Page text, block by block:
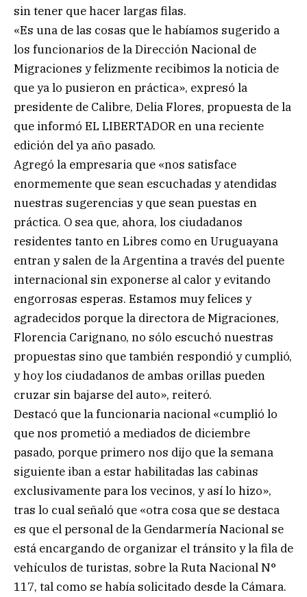
sin tener que hacer largas filas.
«Es una de las cosas que le habíamos sugerido a
los funcionarios de la Dirección Nacional de
Migraciones y felizmente recibimos la noticia de
que ya lo pusieron en práctica», expresó la
presidente de Calibre, Delia Flores, propuesta de la
que informó EL LIBERTADOR en una reciente
edición del ya año pasado.
Agregó la empresaria que «nos satisface
enormemente que sean escuchadas y atendidas
nuestras sugerencias y que sean puestas en
práctica. O sea que, ahora, los ciudadanos
residentes tanto en Libres como en Uruguayana
entran y salen de la Argentina a través del puente
internacional sin exponerse al calor y evitando
engorrosas esperas. Estamos muy felices y
agradecidos porque la directora de Migraciones,
Florencia Carignano, no sólo escuchó nuestras
propuestas sino que también respondió y cumplió,
y hoy los ciudadanos de ambas orillas pueden
cruzar sin bajarse del auto», reiteró.
Destacó que la funcionaria nacional «cumplió lo
que nos prometió a mediados de diciembre
pasado, porque primero nos dijo que la semana
siguiente iban a estar habilitadas las cabinas
exclusivamente para los vecinos, y así lo hizo»,
tras lo cual señaló que «otra cosa que se destaca
es que el personal de la Gendarmería Nacional se
está encargando de organizar el tránsito y la fila de
vehículos de turistas, sobre la Ruta Nacional N°
117, tal como se había solicitado desde la Cámara.